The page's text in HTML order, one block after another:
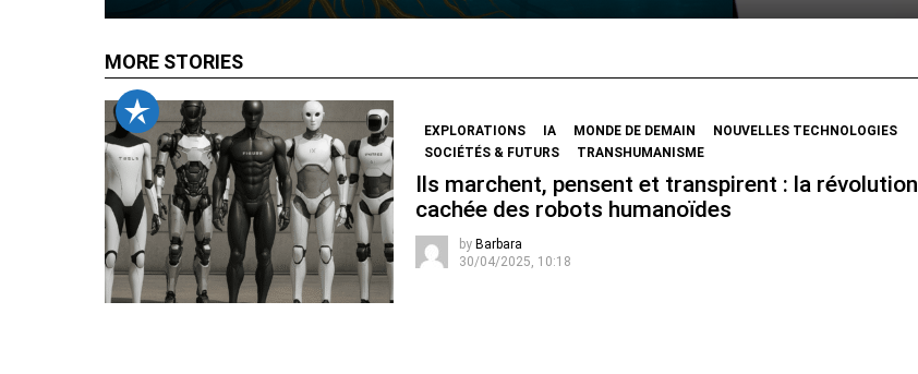
MORE STORIES
EXPLORATIONS IA MONDE DE DEMAIN
NOUVELLES TECHNOLOGIES
SOCIÉTÉS & FUTURS
TRANSHUMANISME
Ils marchent, pensent et transpirent : la révolution
cachée des robots humanoïdes
by Barbara
30/04/2025, 10:18